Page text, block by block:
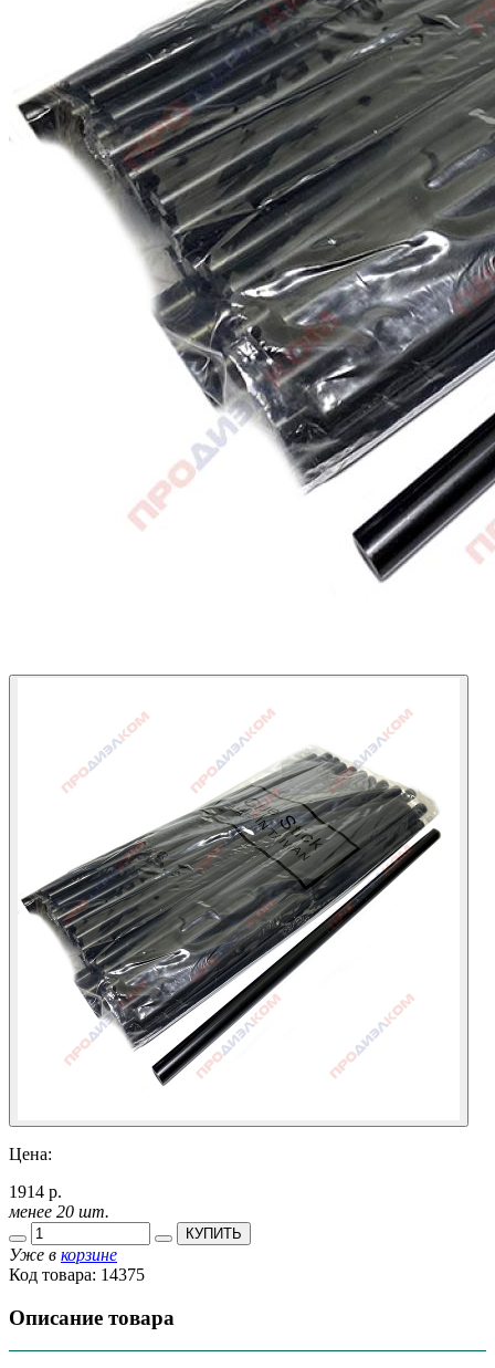
Цена:
1914 р.
менее 20 шт.
КУПИТЬ
Уже в корзине
Код товара: 14375
Описание товара